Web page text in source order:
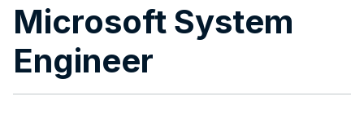
Microsoft System
Engineer